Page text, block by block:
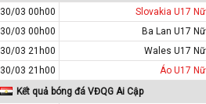
30/03 00h00
Slovakia U17 Nữ
30/03 00h00
Ba Lan U17 Nữ
30/03 21h00
Wales U17 Nữ
30/03 21h00
Áo U17 Nữ
Kết quả bóng đá VĐQG Ai Cập